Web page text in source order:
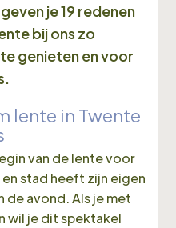
je 19 redenen
bij ons zo
genieten en voor
lente in Twente
van de lente voor
stad heeft zijn eigen
de avond. Als je met
wil je dit spektakel